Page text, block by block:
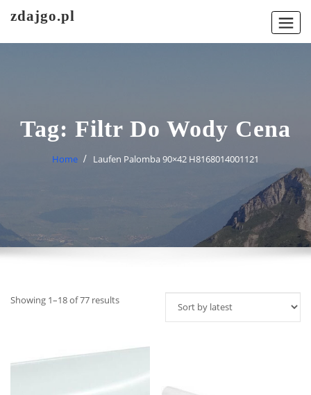
zdajgo.pl
Tag: Filtr Do Wody Cena
Home Laufen Palomba 90×42 H8168014001121
Showing 1–18 of 77 results